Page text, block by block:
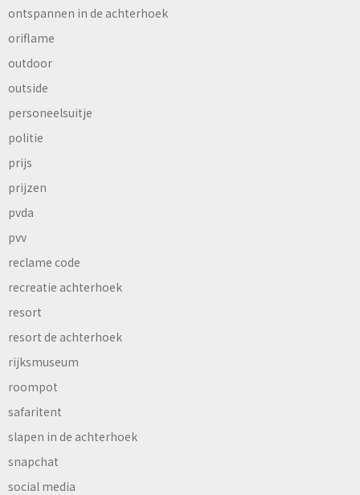
ontspannen in de achterhoek
oriflame
outdoor
outside
personeelsuitje
politie
prijs
prijzen
pvda
pvv
reclame code
recreatie achterhoek
resort
resort de achterhoek
rijksmuseum
roompot
safaritent
slapen in de achterhoek
snapchat
social media